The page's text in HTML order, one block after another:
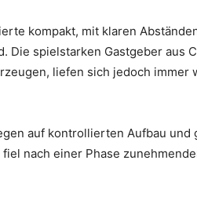
kompakt, mit klaren
Die spielstarken Gastgeber aus
liefen sich jedoch
auf kontrollierten Aufbau
nach einer Phase